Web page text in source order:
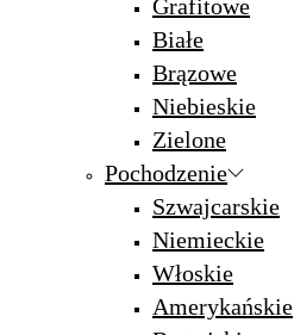
Grafitowe
Białe
Brązowe
Niebieskie
Zielone
Pochodzenie
Szwajcarskie
Niemieckie
Włoskie
Amerykańskie